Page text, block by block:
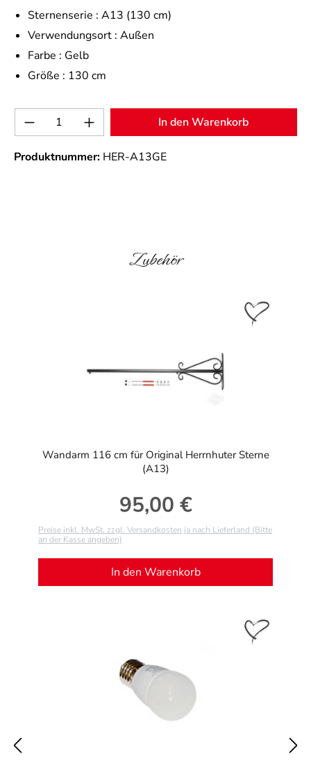
Sternenserie : A13 (130 cm)
Verwendungsort : Außen
Farbe : Gelb
Größe : 130 cm
Produkt Anzahl: Gib den gewünschten
In den Warenkorb
Produktnummer: HER-A13GE
Produktgalerie überspringen
Zubehör
Wandarm 116 cm für Original Herrnhuter Sterne
(A13)
Regulärer Preis:
95,00 €
Preise inkl. MwSt. zzgl. Versandkosten ja nach Lieferland (Bitte
an der Kasse angeben)
In den Warenkorb